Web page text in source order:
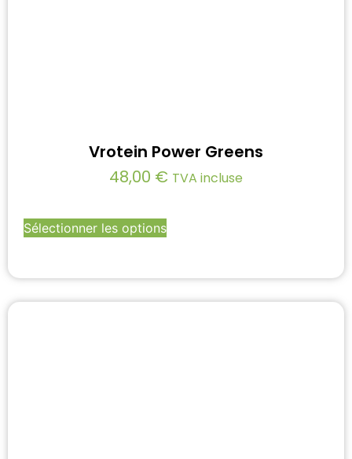
Vrotein Power Greens
48,00 € TVA incluse
Sélectionner les options